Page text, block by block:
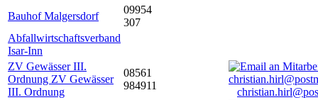
Bauhof Malgersdorf
09954
307
Abfallwirtschaftsverband
Isar-Inn
ZV Gewässer III.
Ordnung ZV Gewässer
III. Ordnung
08561
984911